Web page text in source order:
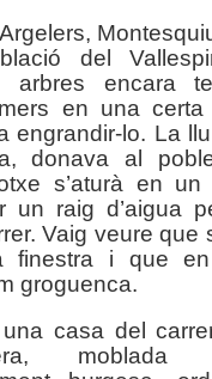
del
arbres encara
en una
engrandir-lo. La
donava al
s’aturà en
un raig d’aigua
Vaig veure que
finestra i que
groguenca.
casa del
moblada